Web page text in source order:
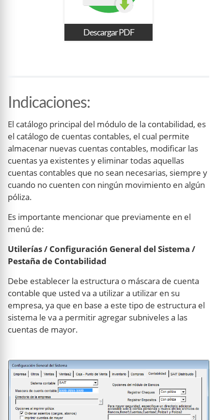
Descargar PDF
Indicaciones:
El catálogo principal del módulo de la contabilidad, es
el catálogo de cuentas contables, el cual permite
almacenar nuevas cuentas contables, modificar las
cuentas ya existentes y eliminar todas aquellas
cuentas contables que no sean necesarias, siempre y
cuando no cuenten con ningún movimiento en algún
póliza.
Es importante mencionar que previamente en el
menú de:
Utilerías / Configuración General del Sistema /
Pestaña de Contabilidad
Debe establecer la estructura o máscara de cuenta
contable que usted va a utilizar a utilizar en su
empresa, ya que en base a este tipo de estructura el
sistema le va a permitir agregar subniveles a las
cuentas de mayor.